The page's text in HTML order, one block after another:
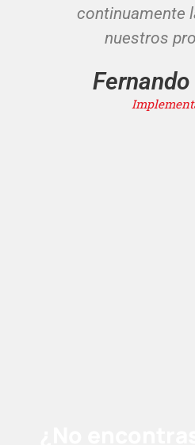
continuamente
nuestros